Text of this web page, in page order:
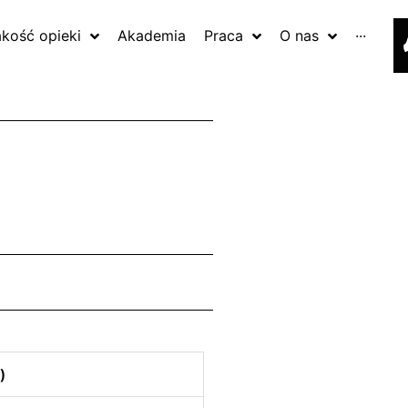
opieki Akademia Praca O nas ···